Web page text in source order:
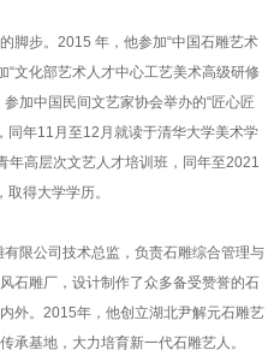
脚步。2015 年，他参加“中国石雕艺术
文化部艺术人才中心工艺美术高级研修
加中国民间文艺家协会举办的“匠心匠
年11月至12月就读于清华大学美术学
年高层次文艺人才培训班，同年至2021
得大学学历。
限公司技术总监，负责石雕综合管理与
石雕厂，设计制作了众多备受赞誉的石
外。2015年，他创立湖北尹解元石雕艺
承基地，大力培育新一代石雕艺人。